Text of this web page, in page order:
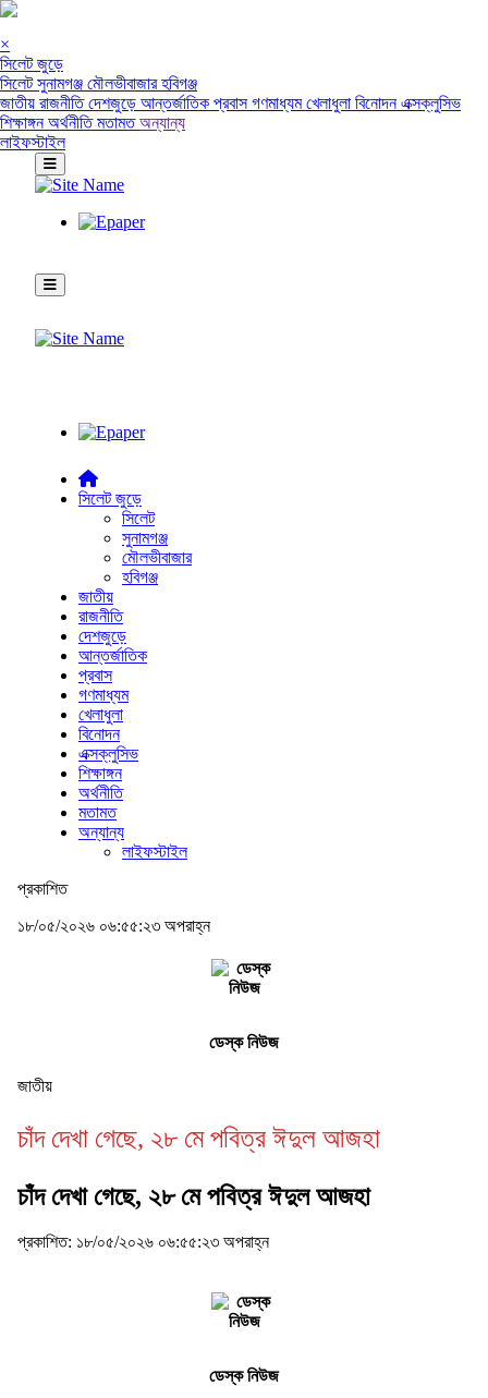
×
সিলেট জুড়ে
সিলেটসুনামগঞ্জ মৌলভীবাজারহবিগঞ্জ
জাতীয় রাজনীতিদেশজুড়ে আন্তর্জাতিক প্রবাসগণমাধ্যমখেলাধুলা বিনোদনএক্সক্লুসিভ
শিক্ষাঙ্গনঅর্থনীতিমতামতঅন্যান্য
লাইফস্টাইল
সিলেট জুড়ে
সিলেট
সুনামগঞ্জ
মৌলভীবাজার
হবিগঞ্জ
জাতীয়
রাজনীতি
দেশজুড়ে
আন্তর্জাতিক
প্রবাস
গণমাধ্যম
খেলাধুলা
বিনোদন
এক্সক্লুসিভ
শিক্ষাঙ্গন
অর্থনীতি
মতামত
অন্যান্য
লাইফস্টাইল
প্রকাশিত
১৮/০৫/২০২৬ ০৬:৫৫:২৩ অপরাহ্ন
ডেস্ক নিউজ
জাতীয়
চাঁদ দেখা গেছে, ২৮ মে পবিত্র ঈদুল আজহা
চাঁদ দেখা গেছে, ২৮ মে পবিত্র ঈদুল আজহা
প্রকাশিত: ১৮/০৫/২০২৬ ০৬:৫৫:২৩ অপরাহ্ন
ডেস্ক নিউজ